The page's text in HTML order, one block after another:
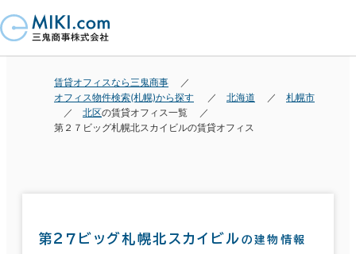
賃貸オフィスなら三鬼商事
オフィス物件検索(札幌)から探す
北海道
札幌市
北区の賃貸オフィス一覧
第２７ビッグ札幌北スカイビルの賃貸オフィス
第２７ビッグ札幌北スカイビル の建物情報